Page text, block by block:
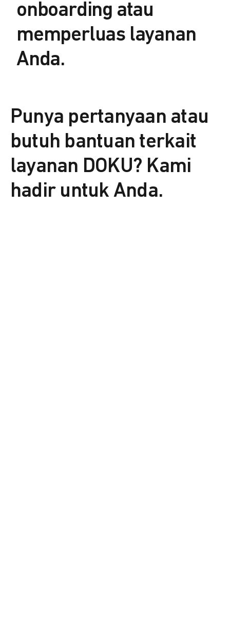
onboarding atau
memperluas layanan
Anda.
Punya pertanyaan atau
butuh bantuan terkait
layanan DOKU? Kami
hadir untuk Anda.